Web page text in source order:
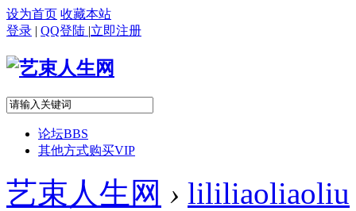
设为首页 收藏本站
登录 | QQ登陆 |立即注册
论坛BBS
其他方式购买VIP
艺束人生网 › lililiaoliaoliu